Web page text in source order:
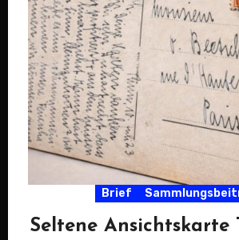
Brief
Seltene Ansichtskarte